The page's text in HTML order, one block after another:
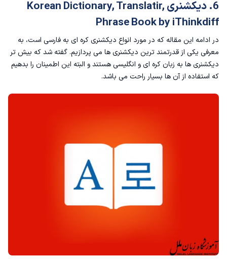
6. دیکشنری Korean Dictionary, Translatir,
Phrase Book by iThinkdiff
در ادامه این مقاله که در مورد انواع دیکشنری کره ای به فارسی است، به
معرفی یکی از قدرتمند ترین دیکشنری ها می پردازیم. گفته شد که بیش تر
دیکشنری ها به زبان کره ای و انگلیسی هستند و البته این اطمینان را بدهیم
که استفاده از آن ها بسیار راحت می باشد.